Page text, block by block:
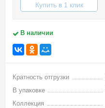
Купить в 1 клик
В наличии
Кратность отгрузки
В упаковке
Коллекция